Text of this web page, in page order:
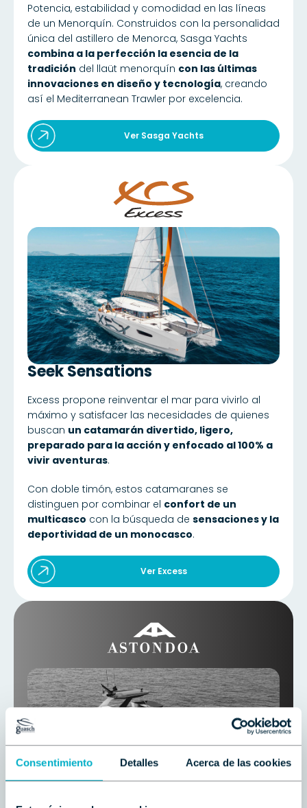
Consentimiento Detalles Acerca de las cookies
Potencia, estabilidad y comodidad en las líneas
de un Menorquín. Construidos con la personalidad
única del astillero de Menorca, Sasga Yachts
combina a la perfección la esencia de la
tradición del llaüt menorquín con las últimas
innovaciones en diseño y tecnología, creando
así el Mediterranean Trawler por excelencia.
Ver Sasga Yachts
Seek Sensations
Excess propone reinventar el mar para vivirlo al
máximo y satisfacer las necesidades de quienes
buscan un catamarán divertido, ligero,
preparado para la acción y enfocado al 100% a
vivir aventuras.
Con doble timón, estos catamaranes se
distinguen por combinar el confort de un
multicasco con la búsqueda de sensaciones y la
deportividad de un monocasco.
Ver Excess